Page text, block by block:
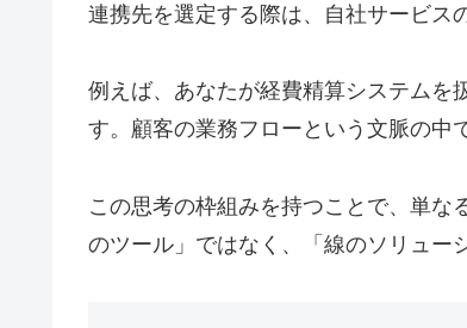
連携先を選定する際は、自社サービス
例えば、あなたが経費精算システムを
す。顧客の業務フローという文脈の中
この思考の枠組みを持つことで、単な
のツール」ではなく、「線のソリュー